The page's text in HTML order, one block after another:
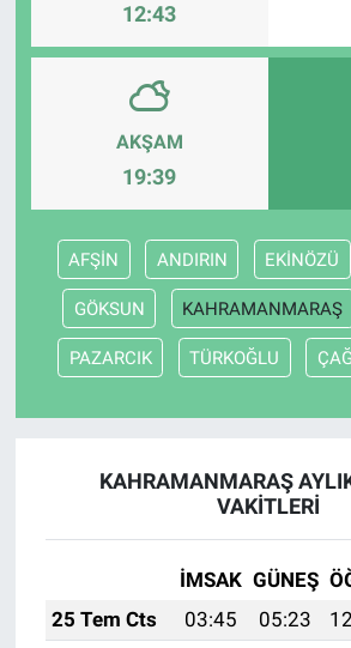
12:43
AKŞAM
19:39
AFŞİN ANDIRIN EKİNÖZÜ
GÖKSUN KAHRAMANMARAŞ
PAZARCIK TÜRKOĞLU
KAHRAMANMARAŞ
VAKITLERI
İMSAK GÜNEŞ
25 Tem Cts
03:45 05:23